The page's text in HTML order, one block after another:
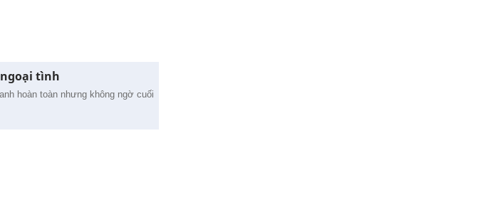
tình
hoàn toàn nhưng không ngờ cuối